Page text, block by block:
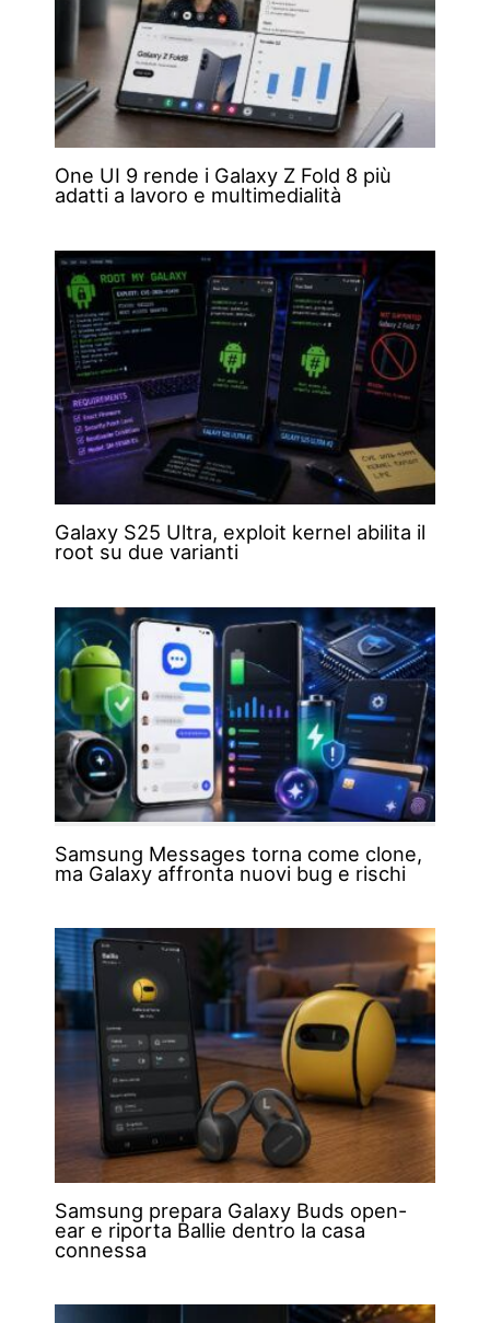
One UI 9 rende i Galaxy Z Fold 8 più
adatti a lavoro e multimedialità
Galaxy S25 Ultra, exploit kernel abilita il
root su due varianti
Samsung Messages torna come clone,
ma Galaxy affronta nuovi bug e rischi
Samsung prepara Galaxy Buds open-
ear e riporta Ballie dentro la casa
connessa